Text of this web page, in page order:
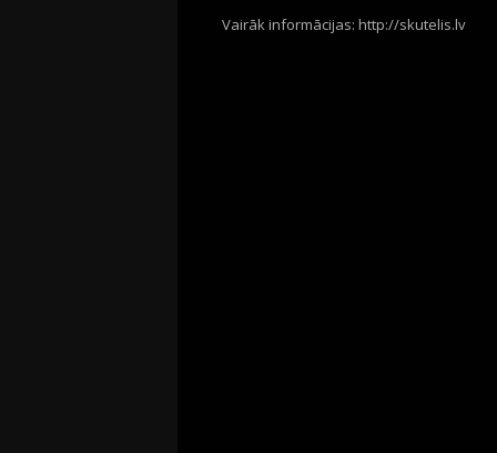
Vairāk informācijas: http://skutelis.lv